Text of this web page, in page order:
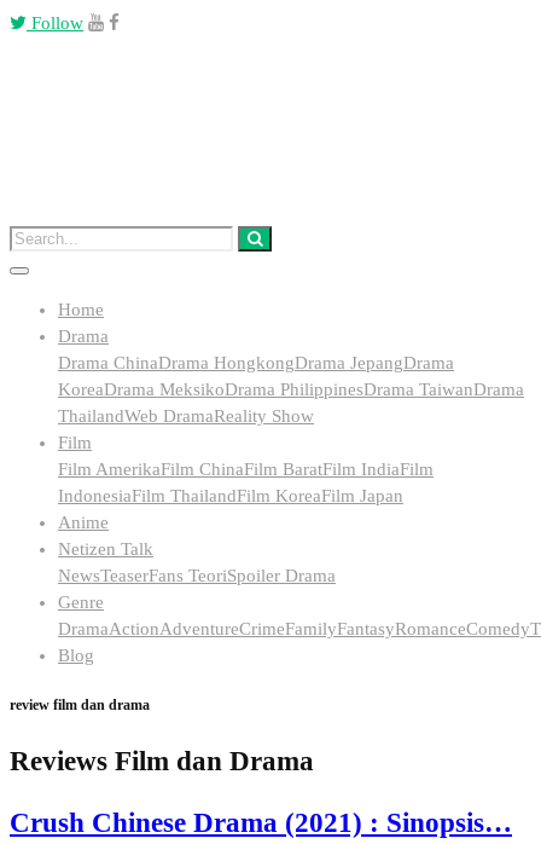
Follow
Home
Drama
Drama ChinaDrama HongkongDrama JepangDrama
KoreaDrama MeksikoDrama PhilippinesDrama TaiwanDrama
ThailandWeb DramaReality Show
Film
Film AmerikaFilm ChinaFilm BaratFilm IndiaFilm
IndonesiaFilm ThailandFilm KoreaFilm Japan
Anime
Netizen Talk
NewsTeaserFans TeoriSpoiler Drama
Genre
DramaActionAdventureCrimeFamilyFantasyRomanceComedy
Blog
review film dan drama
Reviews Film dan Drama
Crush Chinese Drama (2021) : Sinopsis…